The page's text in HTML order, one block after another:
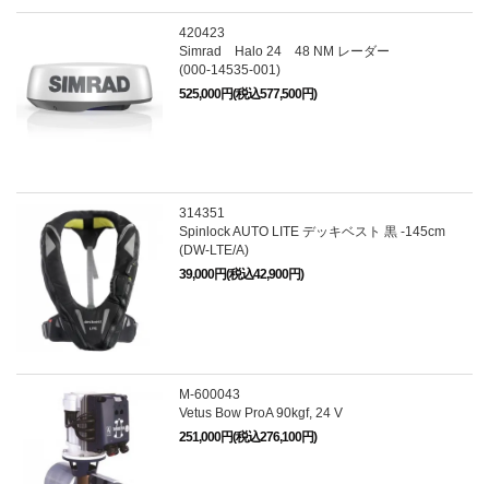
420423
Simrad Halo 24 48 NM レーダー
(000-14535-001)
525,000円(税込577,500円)
314351
Spinlock AUTO LITE デッキベスト 黒 -145cm
(DW-LTE/A)
39,000円(税込42,900円)
M-600043
Vetus Bow ProA 90kgf, 24 V
251,000円(税込276,100円)